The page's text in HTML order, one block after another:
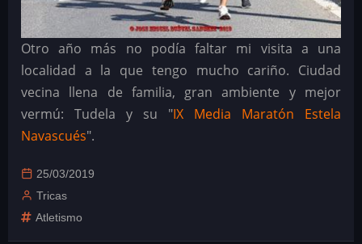
Otro año más no podía faltar mi visita a una
localidad a la que tengo mucho cariño. Ciudad
vecina llena de familia, gran ambiente y mejor
vermú: Tudela y su "IX Media Maratón Estela
Navascués".
25/03/2019
Tricas
Atletismo